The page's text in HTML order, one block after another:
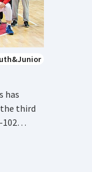
has
third
102…